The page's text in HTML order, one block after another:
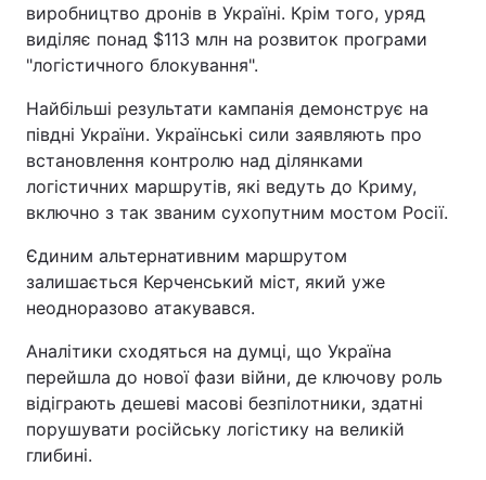
виробництво дронів в Україні. Крім того, уряд
виділяє понад $113 млн на розвиток програми
"логістичного блокування".
Найбільші результати кампанія демонструє на
півдні України. Українські сили заявляють про
встановлення контролю над ділянками
логістичних маршрутів, які ведуть до Криму,
включно з так званим сухопутним мостом Росії.
Єдиним альтернативним маршрутом
залишається Керченський міст, який уже
неодноразово атакувався.
Аналітики сходяться на думці, що Україна
перейшла до нової фази війни, де ключову роль
відіграють дешеві масові безпілотники, здатні
порушувати російську логістику на великій
глибині.